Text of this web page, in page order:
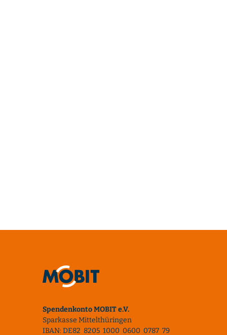
Spendenkonto MOBIT e.V.
Sparkasse Mittelthüringen
IBAN: DE82 8205 1000 0600 0787 79